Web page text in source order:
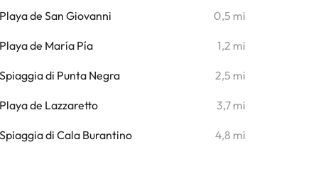
Playa de San Giovanni 0,5 mi
Playa de María Pía 1,2 mi
Spiaggia di Punta Negra 2,5 mi
Playa de Lazzaretto 3,7 mi
Spiaggia di Cala Burantino 4,8 mi